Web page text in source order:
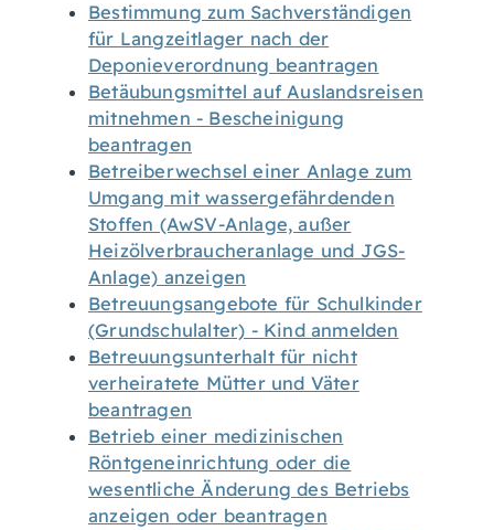
Bestimmung zum Sachverständigen
für Langzeitlager nach der
Deponieverordnung beantragen
Betäubungsmittel auf Auslandsreisen
mitnehmen - Bescheinigung
beantragen
Betreiberwechsel einer Anlage zum
Umgang mit wassergefährdenden
Stoffen (AwSV-Anlage, außer
Heizölverbraucheranlage und JGS-
Anlage) anzeigen
Betreuungsangebote für Schulkinder
(Grundschulalter) - Kind anmelden
Betreuungsunterhalt für nicht
verheiratete Mütter und Väter
beantragen
Betrieb einer medizinischen
Röntgeneinrichtung oder die
wesentliche Änderung des Betriebs
anzeigen oder beantragen